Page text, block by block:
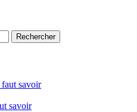
savoir